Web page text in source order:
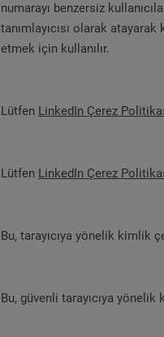
numarayı benzersiz
tanımlayıcısı olarak atayarak
etmek için kullanılır.
Lütfen LinkedIn Çerez
Lütfen LinkedIn Çerez
Bu, tarayıcıya yönelik kimlik
Bu, güvenli tarayıcıya